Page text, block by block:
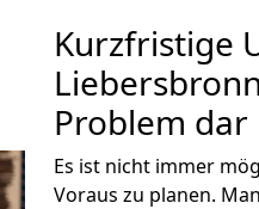
Kurzfristige
Problem dar
Es ist nicht immer
Voraus zu planen.